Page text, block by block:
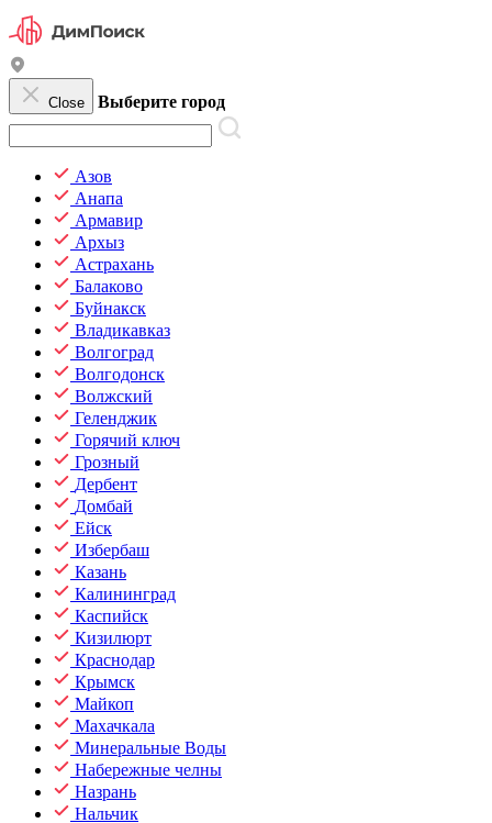
Close Выберите город
Азов
Анапа
Армавир
Архыз
Астрахань
Балаково
Буйнакск
Владикавказ
Волгоград
Волгодонск
Волжский
Геленджик
Горячий ключ
Грозный
Дербент
Домбай
Ейск
Избербаш
Казань
Калининград
Каспийск
Кизилюрт
Краснодар
Крымск
Майкоп
Махачкала
Минеральные Воды
Набережные челны
Назрань
Нальчик